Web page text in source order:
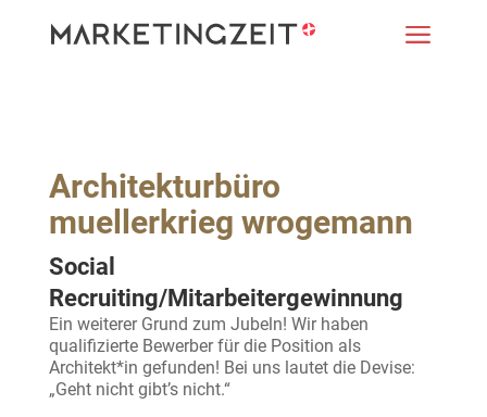
a
Architekturbüro
muellerkrieg wrogemann
Social
Recruiting/Mitarbeitergewinnung
Ein weiterer Grund zum Jubeln! Wir haben
qualifizierte Bewerber für die Position als
Architekt*in gefunden! Bei uns lautet die Devise:
„Geht nicht gibt’s nicht.“